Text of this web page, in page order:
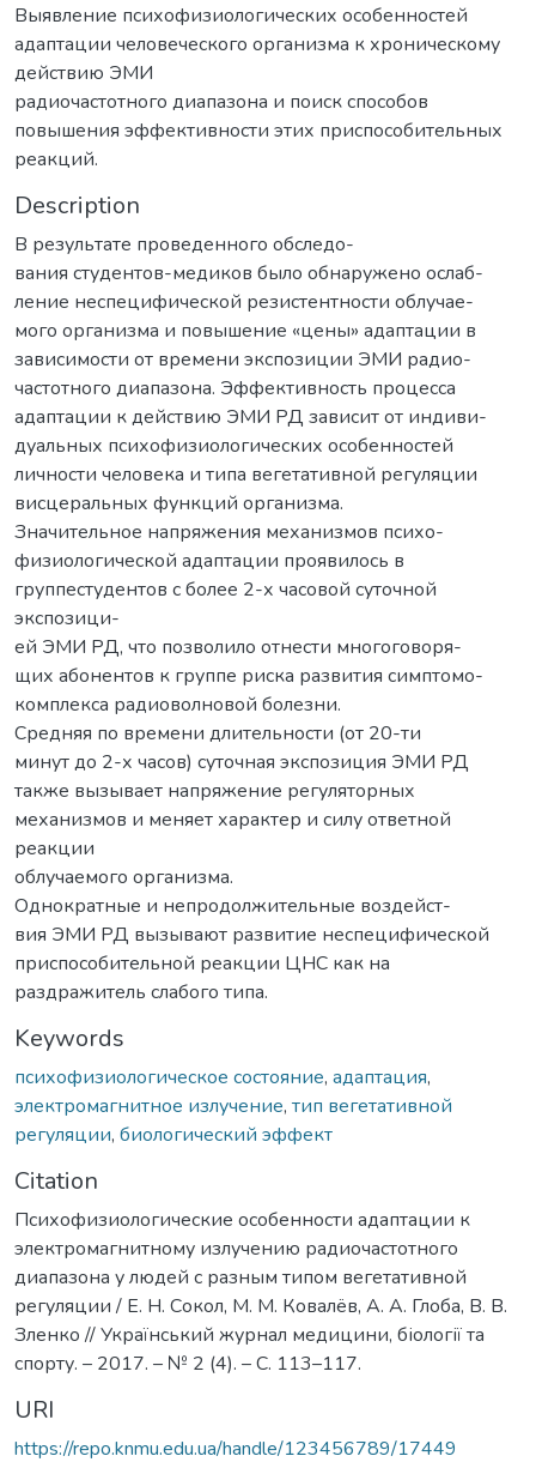
Выявление психофизиологических особенностей
адаптации человеческого организма к хроническому
действию ЭМИ
радиочастотного диапазона и поиск способов
повышения эффективности этих приспособительных
реакций.
Description
В результате проведенного обследо-
вания студентов-медиков было обнаружено ослаб-
ление неспецифической резистентности облучае-
мого организма и повышение «цены» адаптации в
зависимости от времени экспозиции ЭМИ радио-
частотного диапазона. Эффективность процесса
адаптации к действию ЭМИ РД зависит от индиви-
дуальных психофизиологических особенностей
личности человека и типа вегетативной регуляции
висцеральных функций организма.
Значительное напряжения механизмов психо-
физиологической адаптации проявилось в
группестудентов с более 2-х часовой суточной
экспозици-
ей ЭМИ РД, что позволило отнести многоговоря-
щих абонентов к группе риска развития симптомо-
комплекса радиоволновой болезни.
Средняя по времени длительности (от 20-ти
минут до 2-х часов) суточная экспозиция ЭМИ РД
также вызывает напряжение регуляторных
механизмов и меняет характер и силу ответной
реакции
облучаемого организма.
Однократные и непродолжительные воздейст-
вия ЭМИ РД вызывают развитие неспецифической
приспособительной реакции ЦНС как на
раздражитель слабого типа.
Keywords
психофизиологическое состояние, адаптация,
электромагнитное излучение, тип вегетативной
регуляции, биологический эффект
Citation
Психофизиологические особенности адаптации к
электромагнитному излучению радиочастотного
диапазона у людей с разным типом вегетативной
регуляции / Е. Н. Сокол, М. М. Ковалёв, А. А. Глоба, В. В.
Зленко // Український журнал медицини, біології та
спорту. – 2017. – № 2 (4). – С. 113–117.
URI
https://repo.knmu.edu.ua/handle/123456789/17449